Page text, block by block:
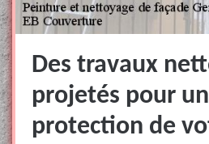
Des travaux
projetés pour
protection de